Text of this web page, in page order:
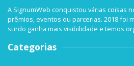
A SignumWeb conquistou várias coisas
prêmios, eventos ou parcerias. 2018 foi
surdo ganha mais visibilidade e temos
Categorias